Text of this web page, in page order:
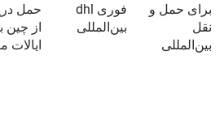
برای حمل و
نقل
بین‌المللی
فوری dhl
بین‌المللی
حمل
از چین
ایالات